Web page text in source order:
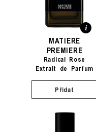
MATIERE
PREMIERE
Radical Rose
Extrait de Parfum
Přidat